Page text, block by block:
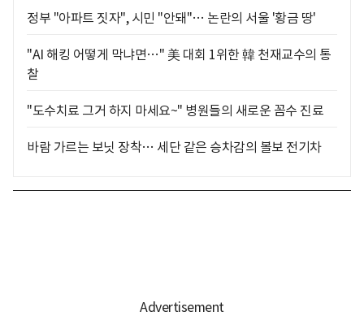
정부 "아파트 짓자", 시민 "안돼"… 논란의 서울 '황금 땅'
"AI 해킹 어떻게 막냐면…" 美 대회 1위한 韓 천재교수의 통
찰
"도수치료 그거 하지 마세요~" 병원들의 새로운 꼼수 진료
바람 가르는 보닛 장착… 세단 같은 승차감의 볼보 전기차